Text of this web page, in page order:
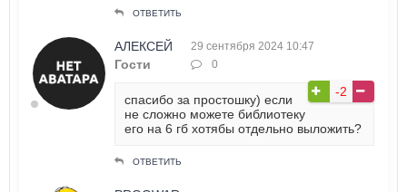
ОТВЕТИТЬ
АЛЕКСЕЙ
Гости
29 сентября 2024 10:47
0
-2
спасибо за простошку) если
не сложно можете библиотеку
его на 6 гб хотябы отдельно выложить?
ОТВЕТИТЬ